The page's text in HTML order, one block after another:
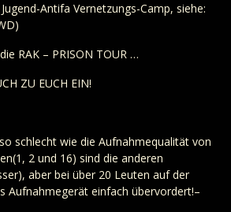
Antifa Vernetzungs-Camp, siehe:
RAK – PRISON TOUR …
ZU EUCH EIN!
schlecht wie die Aufnahmequalität von
2 und 16) sind die anderen
aber bei über 20 Leuten auf der
Aufnahmegerät einfach übervordert!–